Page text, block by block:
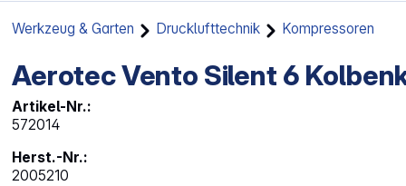
Werkzeug & Garten Drucklufttechnik Kompressoren
Aerotec Vento Silent 6
Artikel-Nr.:
572014
Herst.-Nr.:
2005210